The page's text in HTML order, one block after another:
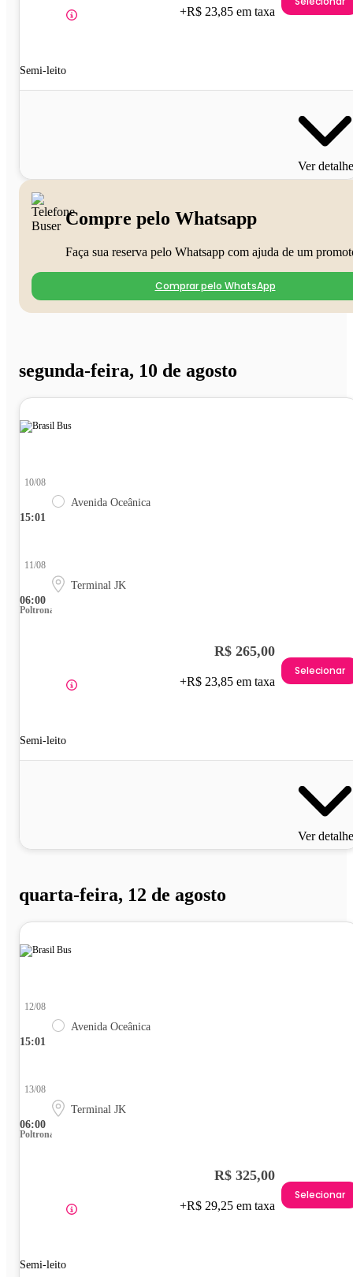
Semi-leito
+R$ 23,85 em taxa
Ver
Compre pelo Whatsapp
Faça sua reserva pelo Whatsapp com ajuda de um
Comprar pelo WhatsApp
segunda-feira, 10 de agosto
15:01
10/08
Avenida Oceânica
06:00
11/08
Terminal JK
Poltrona
Semi-leito
R$ 265,00
+R$ 23,85 em taxa
Selecionar
Ver
quarta-feira, 12 de agosto
15:01
12/08
Avenida Oceânica
06:00
13/08
Terminal JK
Poltrona
Semi-leito
R$ 325,00
+R$ 29,25 em taxa
Selecionar